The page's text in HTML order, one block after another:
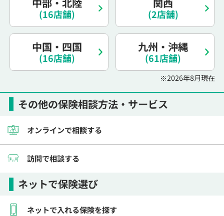
その他の保険相談方法・サービス
オンラインで相談する
訪問で相談する
ネットで保険選び
ネットで入れる保険を探す
(16店舗) (2店舗)
中国・四国
(16店舗)
九州・沖縄
(61店舗)
※2026年8月現在